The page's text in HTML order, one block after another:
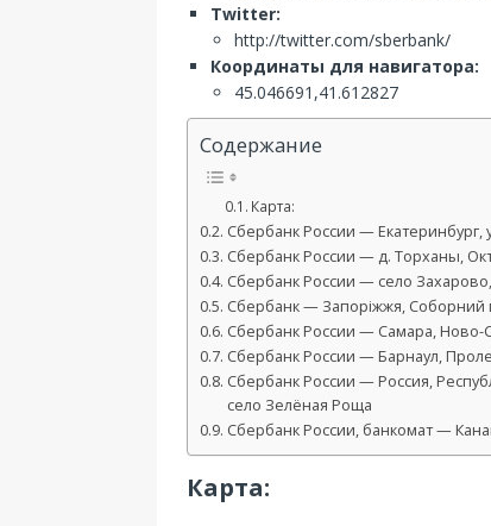
Twitter:
http://twitter.com/sberbank/
Координаты для навигатора:
45.046691,41.612827
Содержание
Карта:
Сбербанк России — Екатеринбург,
Сбербанк России — д. Торханы,
Сбербанк России — село
Сбербанк — Запоріжжя, Соборний
Сбербанк России — Самара, Ново-
Сбербанк России — Барнаул,
Сбербанк России — Россия,
село Зелёная Роща
Сбербанк России, банкомат —
Карта: